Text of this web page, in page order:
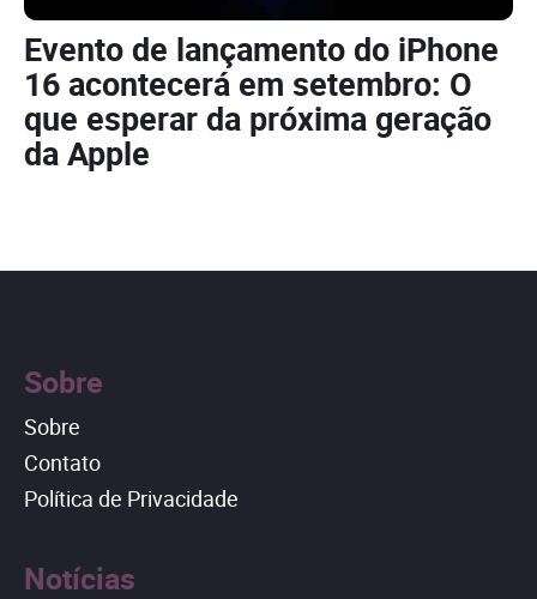
Evento de lançamento do iPhone
16 acontecerá em setembro: O
que esperar da próxima geração
da Apple
Sobre
Sobre
Contato
Política de Privacidade
Notícias